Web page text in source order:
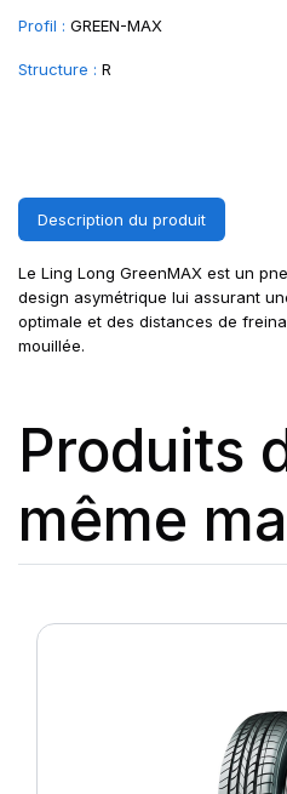
Profil : GREEN-MAX
Structure : R
Description du produit
Le Ling Long GreenMAX est un
design asymétrique lui assurant
optimale et des distances de
mouillée.
Produits
même